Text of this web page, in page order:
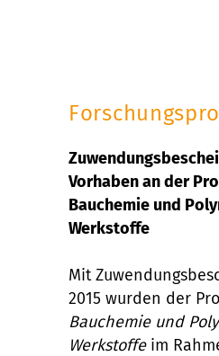
Vorhaben an der
Bauchemie und
Werkstoffe
Mit
2015 wurden der
Bauchemie und
Werkstoffe im